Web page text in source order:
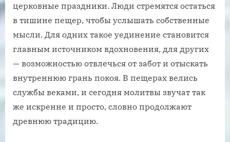
церковные праздники. Люди стремятся остаться
в тишине пещер, чтобы услышать собственные
мысли. Для одних такое уединение становится
главным источником вдохновения, для других
— возможностью отвлечься от забот и отыскать
внутреннюю грань покоя. В пещерах велись
службы веками, и сегодня молитвы звучат так
же искренне и просто, словно продолжают
древнюю традицию.